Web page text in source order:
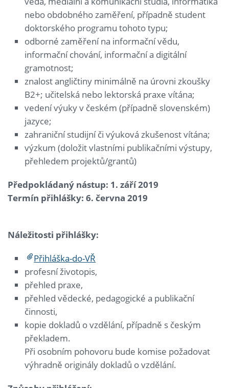
nebo obdobného zaměření, případně student
doktorského programu tohoto typu;
odborné zaměření na informační vědu,
informační chování, informační a digitální
gramotnost;
znalost angličtiny minimálně na úrovni zkoušky
B2+; učitelská nebo lektorská praxe vítána;
vedení výuky v českém (případně slovenském)
jazyce;
zahraniční studijní či výuková zkušenost vítána;
výzkum (doložit vlastními publikačními výstupy,
přehledem projektů/grantů)
Předpokládaný nástup: 1. září 2019
Termín přihlášky: 6. června 2019
Náležitosti přihlášky:
Přihláška-do-VŘ
profesní životopis,
přehled praxe,
přehled vědecké, pedagogické a publikační
činnosti,
kopie dokladů o vzdělání, případně s českým
překladem.
Při osobním pohovoru bude komise požadovat
výhradně originály dokladů o vzdělání.